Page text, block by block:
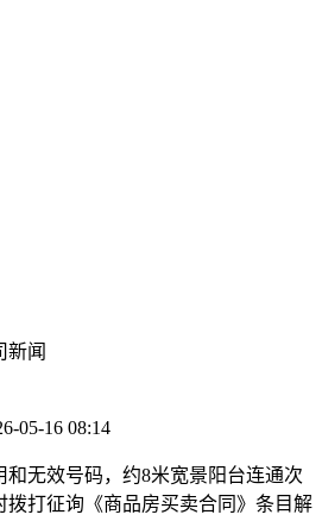
新闻
05-16 08:14
无效号码，约8米宽景阳台连通次
拨打征询《商品房买卖合同》条目解